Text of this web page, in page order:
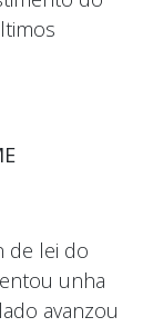
de lei do
unha
avanzou